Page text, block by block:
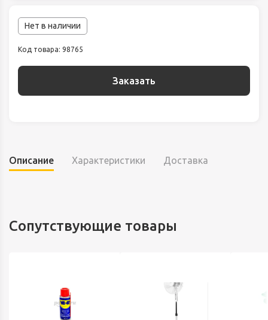
Нет в наличии
Код товара: 98765
Заказать
Описание Характеристики Доставка
Сопутствующие товары